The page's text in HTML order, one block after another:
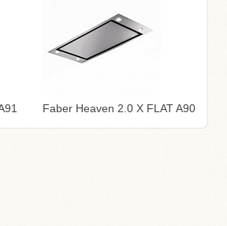
Faber Heaven 2.0 X FLAT A90